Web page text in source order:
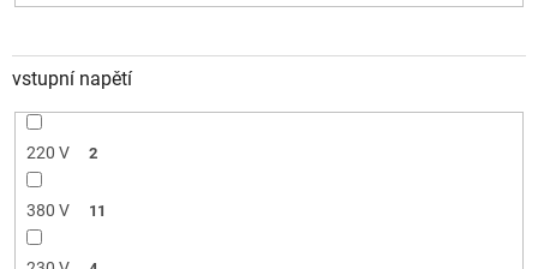
vstupní napětí
220 V 2
380 V 11